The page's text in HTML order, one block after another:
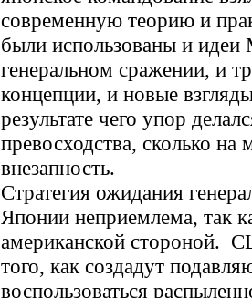
современную теорию и
были использованы и идеи
генеральном сражении, и
концепции, и новые
результате чего упор
превосходства, сколько на
внезапность.
Стратегия ожидания
Японии неприемлема, так
американской стороной.
того, как создадут
воспользоваться